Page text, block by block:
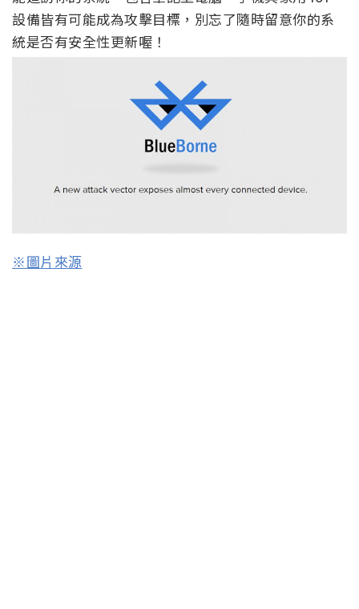
設備皆有可能成為攻擊目標，別忘了隨時留意你的系
統是否有安全性更新喔！
※圖片來源